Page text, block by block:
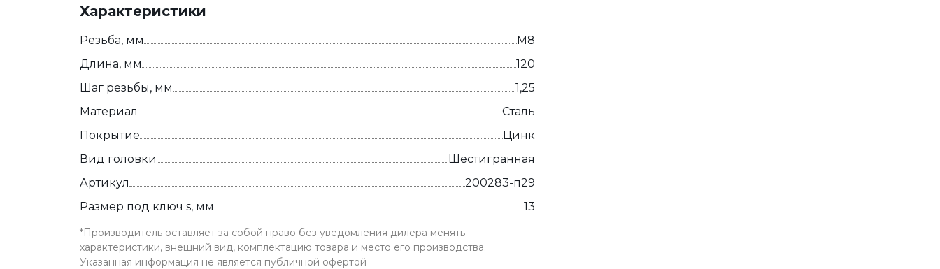
Характеристики
Резьба, мм
М8
Длина, мм
120
Шаг резьбы, мм
1,25
Материал
Сталь
Покрытие
Цинк
Вид головки
Шестигранная
Артикул
200283-п29
Размер под ключ s, мм
13
*Производитель оставляет за собой право без уведомления дилера менять
характеристики, внешний вид, комплектацию товара и место его производства.
Указанная информация не является публичной офертой